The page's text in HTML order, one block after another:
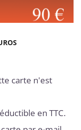
carte n'est
en TTC.